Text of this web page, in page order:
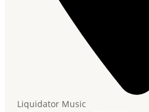
Liquidator Music